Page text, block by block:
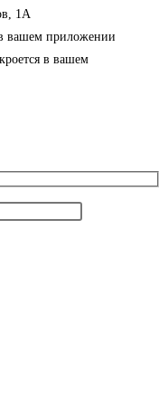
1А
вашем приложении
в вашем